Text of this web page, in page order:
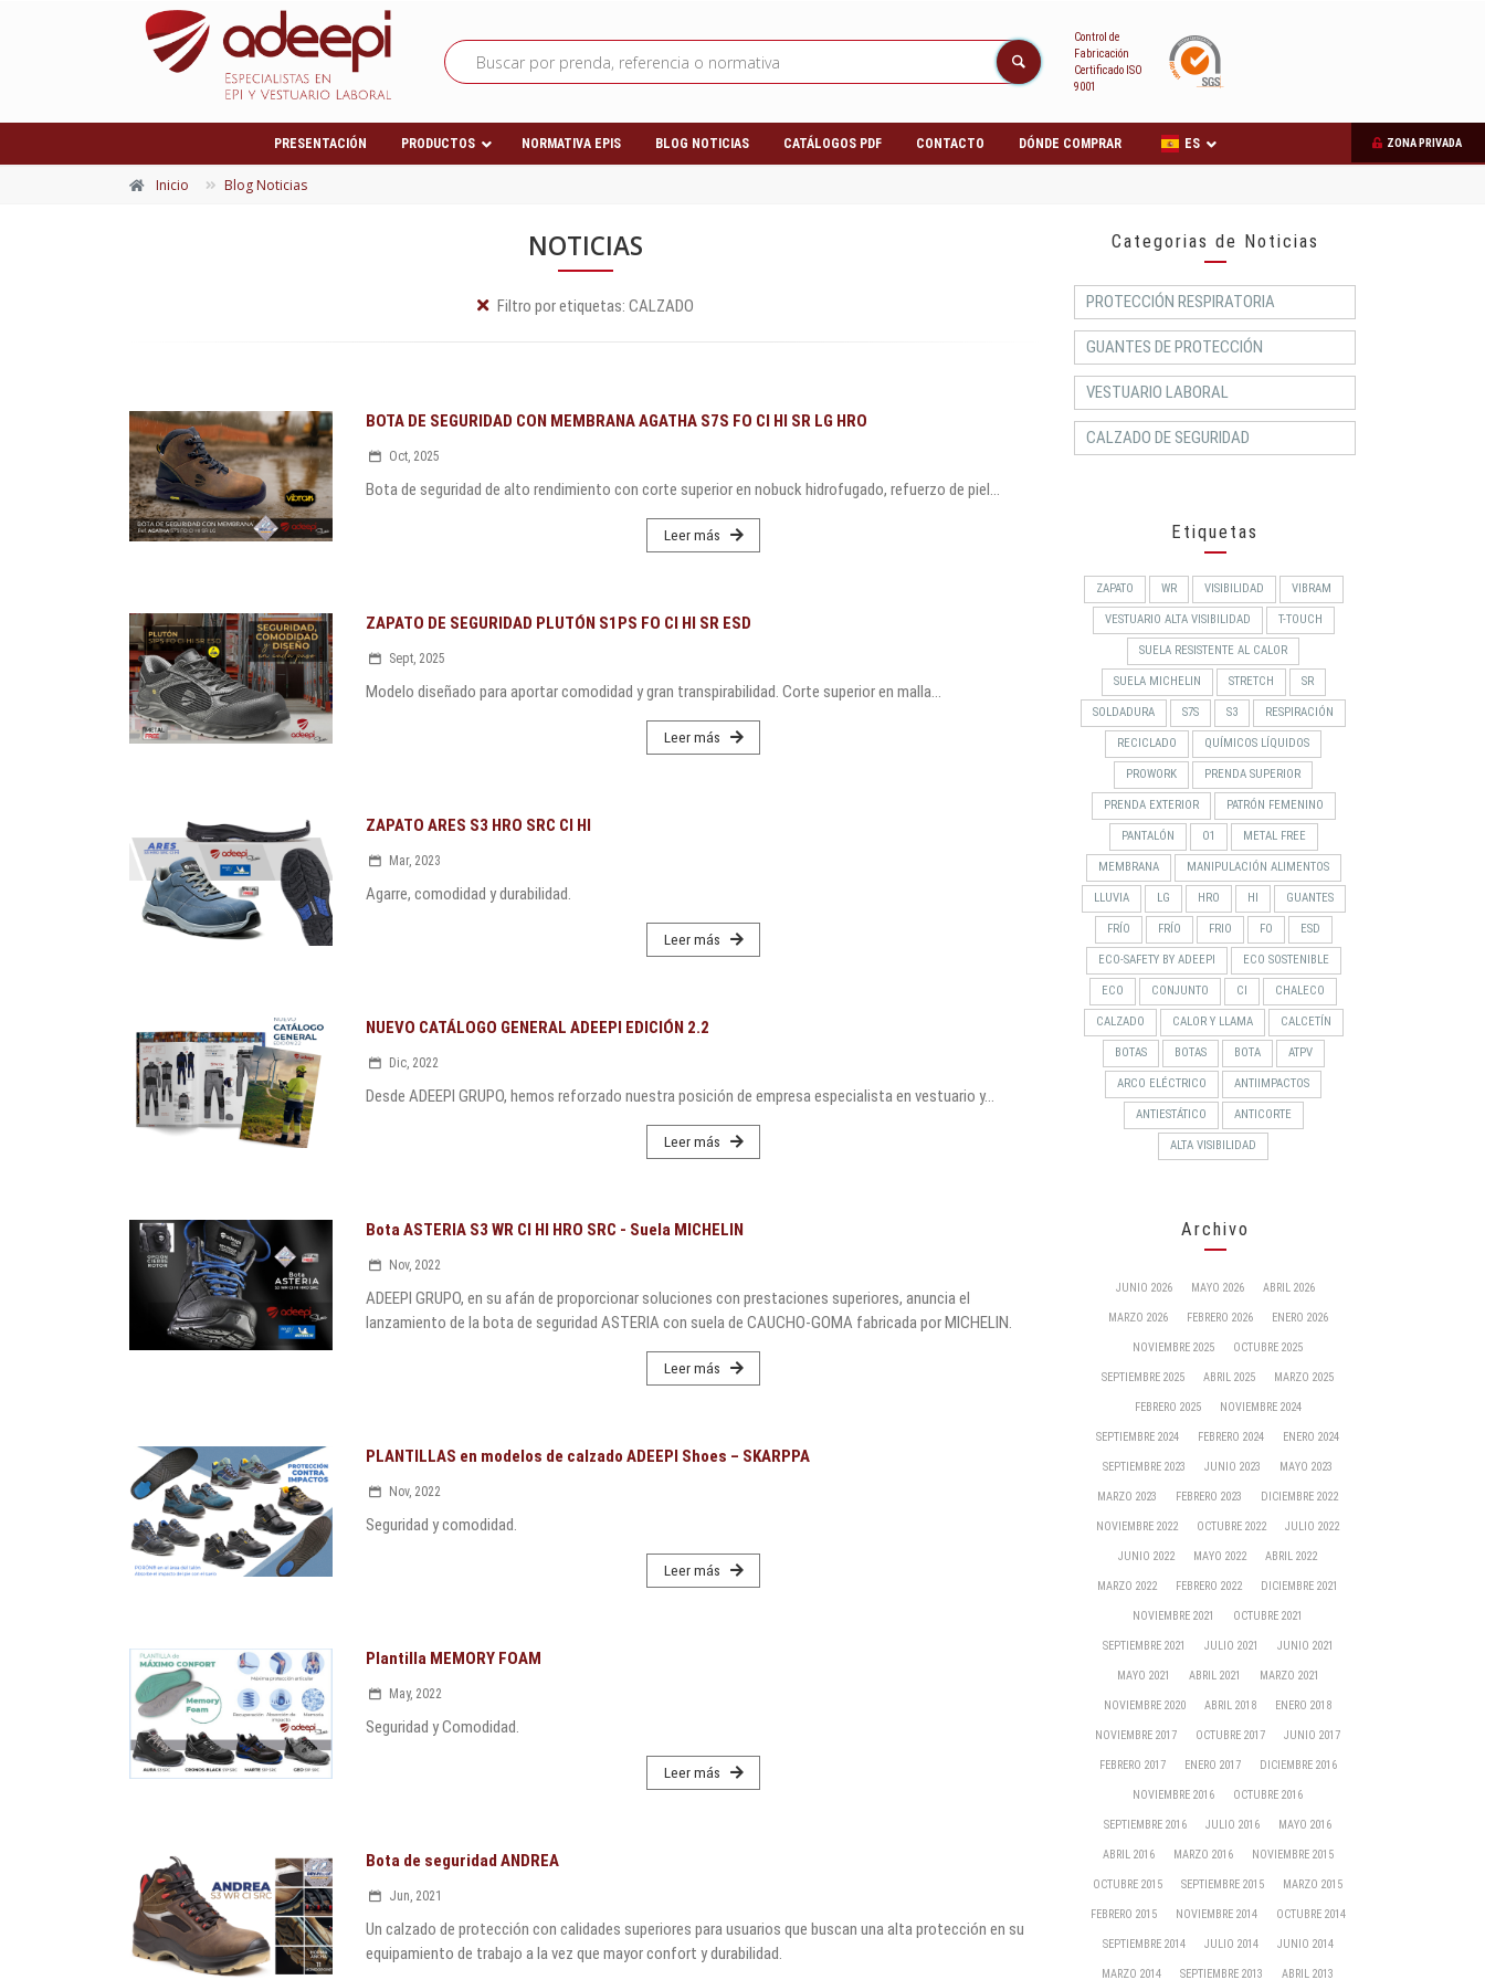
Control de
Fabricación
Certificado ISO
9001
PRESENTACIÓN PRODUCTOS NORMATIVA EPIS BLOG NOTICIAS CATÁLOGOS PDF CONTACTO DÓNDE COMPRAR ZONA PRIVADA
ES
Inicio Blog Noticias
NOTICIAS
Filtro por etiquetas: CALZADO
BOTA DE SEGURIDAD CON MEMBRANA AGATHA S7S FO CI HI SR LG HRO
Oct, 2025
Bota de seguridad de alto rendimiento con corte superior en nobuck hidrofugado, refuerzo de piel...
Leer más
ZAPATO DE SEGURIDAD PLUTÓN S1PS FO CI HI SR ESD
Sept, 2025
Modelo diseñado para aportar comodidad y gran transpirabilidad. Corte superior en malla...
Leer más
ZAPATO ARES S3 HRO SRC CI HI
Mar, 2023
Agarre, comodidad y durabilidad.
Leer más
NUEVO CATÁLOGO GENERAL ADEEPI EDICIÓN 2.2
Dic, 2022
Desde ADEEPI GRUPO, hemos reforzado nuestra posición de empresa especialista en vestuario y...
Leer más
Bota ASTERIA S3 WR CI HI HRO SRC - Suela MICHELIN
Nov, 2022
ADEEPI GRUPO, en su afán de proporcionar soluciones con prestaciones superiores, anuncia el
lanzamiento de la bota de seguridad ASTERIA con suela de CAUCHO-GOMA fabricada por MICHELIN.
Leer más
PLANTILLAS en modelos de calzado ADEEPI Shoes – SKARPPA
Nov, 2022
Seguridad y comodidad.
Leer más
Plantilla MEMORY FOAM
May, 2022
Seguridad y Comodidad.
Leer más
Bota de seguridad ANDREA
Jun, 2021
Un calzado de protección con calidades superiores para usuarios que buscan una alta protección en su
equipamiento de trabajo a la vez que mayor confort y durabilidad.
Categorias de Noticias
PROTECCIÓN RESPIRATORIA
GUANTES DE PROTECCIÓN
VESTUARIO LABORAL
CALZADO DE SEGURIDAD
Etiquetas
ZAPATO WR VISIBILIDAD VIBRAM
VESTUARIO ALTA VISIBILIDAD T-TOUCH
SUELA RESISTENTE AL CALOR
SUELA MICHELIN STRETCH SR
SOLDADURA S7S S3 RESPIRACIÓN
RECICLADO QUÍMICOS LÍQUIDOS
PROWORK PRENDA SUPERIOR
PRENDA EXTERIOR PATRÓN FEMENINO
PANTALÓN O1 METAL FREE
MEMBRANA MANIPULACIÓN ALIMENTOS
LLUVIA LG HRO HI GUANTES
FRÍO FRÍO FRIO FO ESD
ECO-SAFETY BY ADEEPI ECO SOSTENIBLE
ECO CONJUNTO CI CHALECO
CALZADO CALOR Y LLAMA CALCETÍN
BOTAS BOTAS BOTA ATPV
ARCO ELÉCTRICO ANTIIMPACTOS
ANTIESTÁTICO ANTICORTE
ALTA VISIBILIDAD
Archivo
JUNIO 2026 MAYO 2026 ABRIL 2026
MARZO 2026 FEBRERO 2026 ENERO 2026
NOVIEMBRE 2025 OCTUBRE 2025
SEPTIEMBRE 2025 ABRIL 2025 MARZO 2025
FEBRERO 2025 NOVIEMBRE 2024
SEPTIEMBRE 2024 FEBRERO 2024 ENERO 2024
SEPTIEMBRE 2023 JUNIO 2023 MAYO 2023
MARZO 2023 FEBRERO 2023 DICIEMBRE 2022
NOVIEMBRE 2022 OCTUBRE 2022 JULIO 2022
JUNIO 2022 MAYO 2022 ABRIL 2022
MARZO 2022 FEBRERO 2022 DICIEMBRE 2021
NOVIEMBRE 2021 OCTUBRE 2021
SEPTIEMBRE 2021 JULIO 2021 JUNIO 2021
MAYO 2021 ABRIL 2021 MARZO 2021
NOVIEMBRE 2020 ABRIL 2018 ENERO 2018
NOVIEMBRE 2017 OCTUBRE 2017 JUNIO 2017
FEBRERO 2017 ENERO 2017 DICIEMBRE 2016
NOVIEMBRE 2016 OCTUBRE 2016
SEPTIEMBRE 2016 JULIO 2016 MAYO 2016
ABRIL 2016 MARZO 2016 NOVIEMBRE 2015
OCTUBRE 2015 SEPTIEMBRE 2015 MARZO 2015
FEBRERO 2015 NOVIEMBRE 2014 OCTUBRE 2014
SEPTIEMBRE 2014 JULIO 2014 JUNIO 2014
MARZO 2014 SEPTIEMBRE 2013 ABRIL 2013